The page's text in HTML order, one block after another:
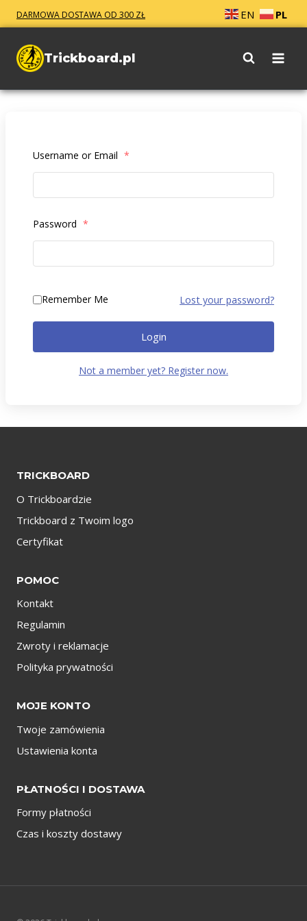
Przejdź
do
treści
DARMOWA DOSTAWA OD 300 ZŁ EN PL
Trickboard.pl
Username or Email *
Password *
Remember Me Lost your password?
Login
Not a member yet? Register now.
TRICKBOARD
O Trickboardzie
Trickboard z Twoim logo
Certyfikat
POMOC
Kontakt
Regulamin
Zwroty i reklamacje
Polityka prywatności
MOJE KONTO
Twoje zamówienia
Ustawienia konta
PŁATNOŚCI I DOSTAWA
Formy płatności
Czas i koszty dostawy